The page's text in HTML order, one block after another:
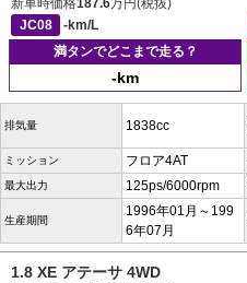
新車時価格187.6万円(税抜)
JC08
-km/L
満タンでどこまで走る？
-km
排気量 1838cc
ミッション フロア4AT
最大出力 125ps/6000rpm
生産期間
1996年01月～199
6年07月
1.8 XE アテーサ 4WD